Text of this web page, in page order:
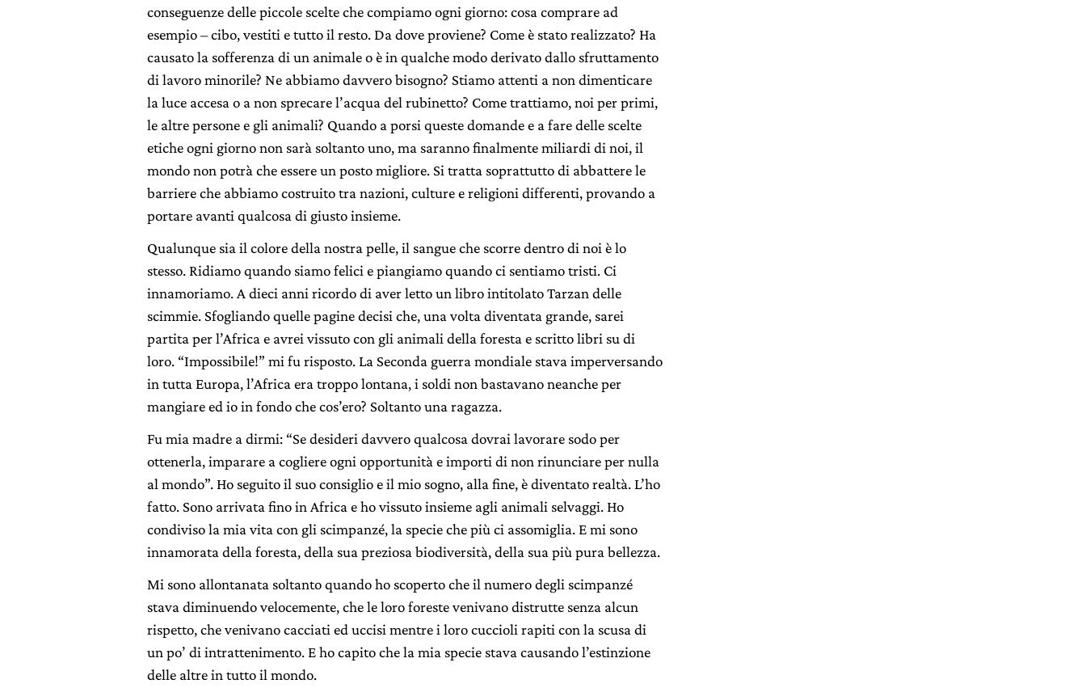
conseguenze delle piccole scelte che compiamo ogni giorno: cosa comprare ad
esempio – cibo, vestiti e tutto il resto. Da dove proviene? Come è stato realizzato? Ha
causato la sofferenza di un animale o è in qualche modo derivato dallo sfruttamento
di lavoro minorile? Ne abbiamo davvero bisogno? Stiamo attenti a non dimenticare
la luce accesa o a non sprecare l’acqua del rubinetto? Come trattiamo, noi per primi,
le altre persone e gli animali? Quando a porsi queste domande e a fare delle scelte
etiche ogni giorno non sarà soltanto uno, ma saranno finalmente miliardi di noi, il
mondo non potrà che essere un posto migliore. Si tratta soprattutto di abbattere le
barriere che abbiamo costruito tra nazioni, culture e religioni differenti, provando a
portare avanti qualcosa di giusto insieme.
Qualunque sia il colore della nostra pelle, il sangue che scorre dentro di noi è lo
stesso. Ridiamo quando siamo felici e piangiamo quando ci sentiamo tristi. Ci
innamoriamo. A dieci anni ricordo di aver letto un libro intitolato Tarzan delle
scimmie. Sfogliando quelle pagine decisi che, una volta diventata grande, sarei
partita per l’Africa e avrei vissuto con gli animali della foresta e scritto libri su di
loro. “Impossibile!” mi fu risposto. La Seconda guerra mondiale stava imperversando
in tutta Europa, l’Africa era troppo lontana, i soldi non bastavano neanche per
mangiare ed io in fondo che cos’ero? Soltanto una ragazza.
Fu mia madre a dirmi: “Se desideri davvero qualcosa dovrai lavorare sodo per
ottenerla, imparare a cogliere ogni opportunità e importi di non rinunciare per nulla
al mondo”. Ho seguito il suo consiglio e il mio sogno, alla fine, è diventato realtà. L’ho
fatto. Sono arrivata fino in Africa e ho vissuto insieme agli animali selvaggi. Ho
condiviso la mia vita con gli scimpanzé, la specie che più ci assomiglia. E mi sono
innamorata della foresta, della sua preziosa biodiversità, della sua più pura bellezza.
Mi sono allontanata soltanto quando ho scoperto che il numero degli scimpanzé
stava diminuendo velocemente, che le loro foreste venivano distrutte senza alcun
rispetto, che venivano cacciati ed uccisi mentre i loro cuccioli rapiti con la scusa di
un po’ di intrattenimento. E ho capito che la mia specie stava causando l’estinzione
delle altre in tutto il mondo.